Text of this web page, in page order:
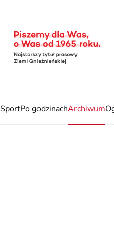
SportPo godzinachArchiwum